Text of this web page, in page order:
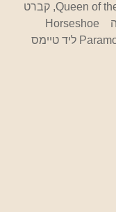
אומנותית של Queen of the Night, קברט
מפואר במועדון הלילה   Horseshoe
nightclubבמלון  Paramount ליד טיימס